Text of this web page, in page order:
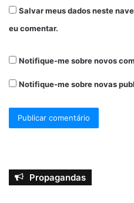
Salvar meus dados neste
eu comentar.
Notifique-me sobre novos
Notifique-me sobre novas
Propagandas